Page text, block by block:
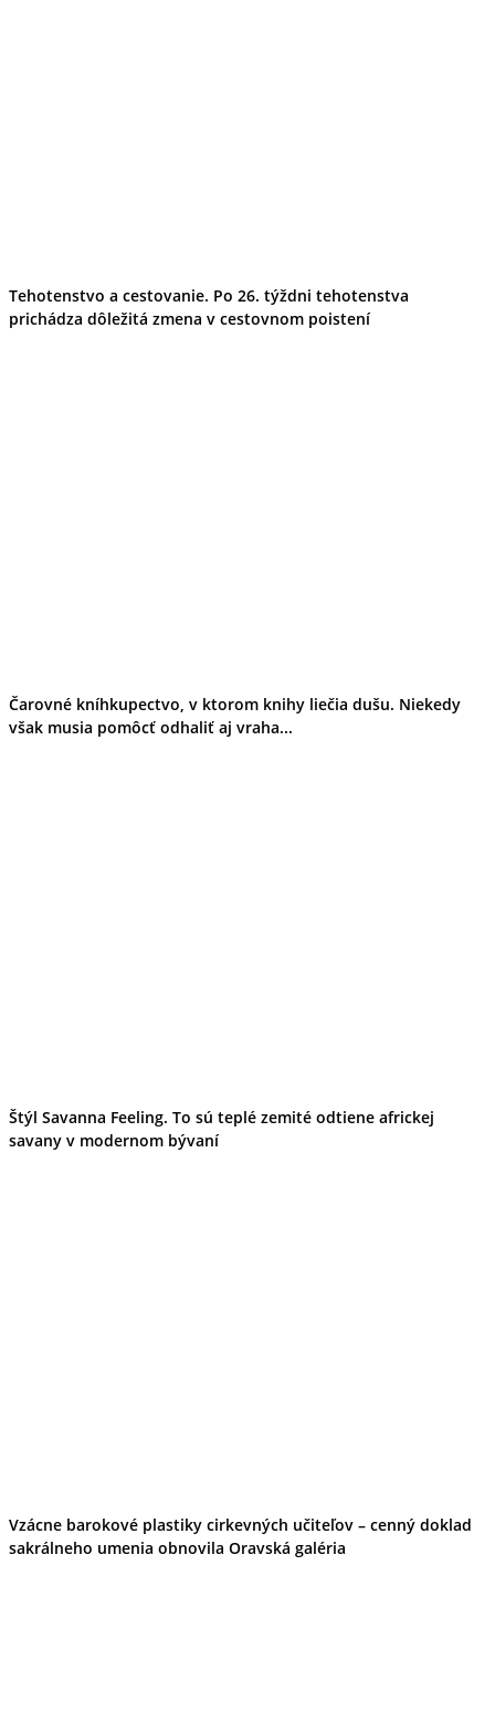
Tehotenstvo a cestovanie. Po 26. týždni tehotenstva
prichádza dôležitá zmena v cestovnom poistení
Čarovné kníhkupectvo, v ktorom knihy liečia dušu. Niekedy
však musia pomôcť odhaliť aj vraha...
Štýl Savanna Feeling. To sú teplé zemité odtiene africkej
savany v modernom bývaní
Vzácne barokové plastiky cirkevných učiteľov – cenný doklad
sakrálneho umenia obnovila Oravská galéria